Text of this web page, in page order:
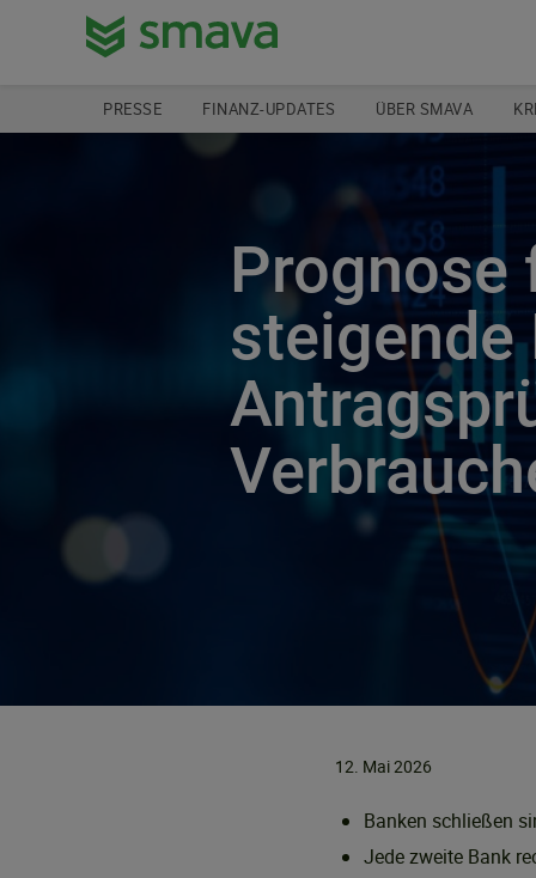
PRESSE FINANZ-UPDATES ÜBER SMAVA
Prognose
steigende
12. Mai 2026
Banken schließen
Jede zweite Bank